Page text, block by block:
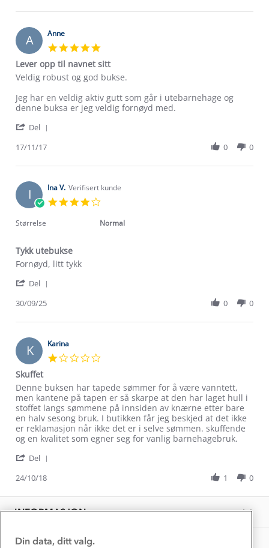
Apr
Silje
on
18
Apr
2023
A Anne
rating
Lever opp til navnet sitt
Review
Anne
on
Nov
review
Lever
opp
navnet
Veldig robust og god bukse.
Jeg har en veldig aktiv gutt som går i utebarnehage og
denne buksa er jeg veldig fornøyd med.
Del
Anne
17
Nov
2017
17/11/17 0 0
I Ina V. Verifisert kunde
rating
Størrelse Normal
Tykk utebukse
Review
Ina
on
Sep
review
Tykk
Fornøyd, litt tykk
Del
Ina
on
30
Sep
30/09/25 0 0
K Karina
Skuffet
Review
by
Karina
on
24
Oct
review
stating
Skuffet
Denne buksen har tapede sømmer for å være vanntett,
men kantene på tapen er så skarpe at den har laget hull i
stoffet langs sømmene på innsiden av knærne etter bare
en halv sesong bruk. I butikken får jeg beskjed at det ikke
er reklamasjon når ikke det er i selve sømmen. skuffende
og en kvalitet som egner seg for vanlig barnehagebruk.
Del
Karina
on
2018
24/10/18 1 0
INFORMASJON
Kundeservice
Kontakt oss
Konkurransevinnere
Kundeklubb
Våre butikker
Bedrift, barnehage og SFO
Presse
OM OSS
Klima og miljø
Etisk handel
Dyreetikk
1% til samfunnet
Inkludering
Materialer
Personvern
Samarbeide med oss?
Trelagsprinsippet barn
Alt du trenger til Norgesferien
Dette trenger du til barnehagen
Gravidklær
Hvordan velge riktig turtøy?
Store størrelser
Turmat oppskrifter
Få turinspirasjon og tips her⛰
Overnatte utendørs⛺
Din data, ditt valg.